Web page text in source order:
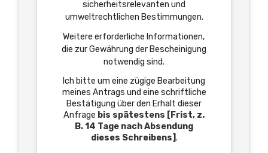
sicherheitsrelevanten und
umweltrechtlichen Bestimmungen.
Weitere erforderliche Informationen,
die zur Gewährung der Bescheinigung
notwendig sind.
Ich bitte um eine zügige Bearbeitung
meines Antrags und eine schriftliche
Bestätigung über den Erhalt dieser
Anfrage bis spätestens [Frist, z.
B. 14 Tage nach Absendung
dieses Schreibens].